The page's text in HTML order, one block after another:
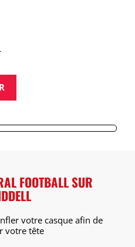
FOOTBALL SUR
votre casque afin de
votre tête